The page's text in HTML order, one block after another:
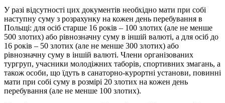
У разі відсутності цих документів необхідно мати при собі
наступну суму з розрахунку на кожен день перебування в
Польщі: для осіб старше 16 років – 100 злотих (але не менше
500 злотих) або рівнозначну суму в іншій валюті, а для осіб до
16 років – 50 злотих (але не менше 300 злотих) або
рівнозначну суму в іншій валюті. Члени організованих
тургруп, учасники молодіжних таборів, спортивних змагань, а
також особи, що їдуть в санаторно-курортні установи, повинні
мати при собі суму в розмірі 20 злотих на кожен день
перебування (але не менше 100 злотих).